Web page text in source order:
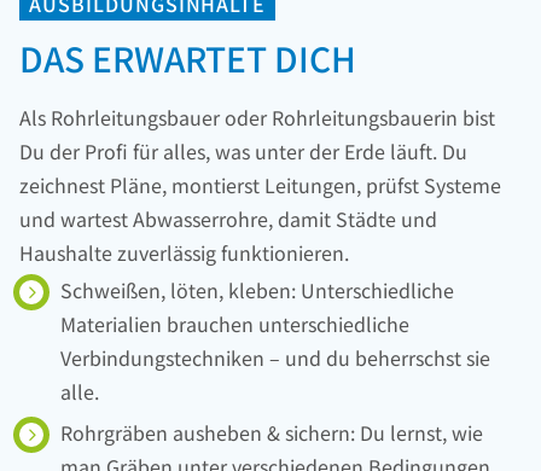
DAS ERWARTET DICH
Als Rohrleitungsbauer oder Rohrleitungsbauerin bist
Du der Profi für alles, was unter der Erde läuft. Du
zeichnest Pläne, montierst Leitungen, prüfst Systeme
und wartest Abwasserrohre, damit Städte und
Haushalte zuverlässig funktionieren.
Schweißen, löten, kleben: Unterschiedliche
Materialien brauchen unterschiedliche
Verbindungstechniken – und du beherrschst sie
alle.
Rohrgräben ausheben & sichern: Du lernst, wie